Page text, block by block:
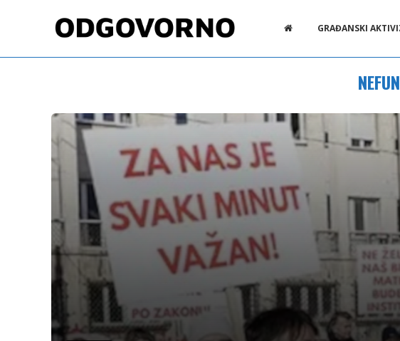
GRAĐANSKI